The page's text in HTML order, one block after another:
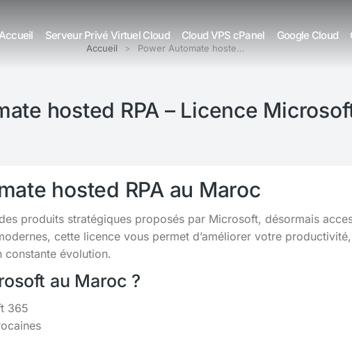
Accueil Serveur Privé Virtuel Cloud Cloud VPS cPanel Google Cloud
Accueil Power Automate hoste…
hosted RPA – Licence
hosted RPA au Maroc
produits stratégiques proposés par Microsoft, désormais
cette licence vous permet d’améliorer votre
constante évolution.
au Maroc ?
365